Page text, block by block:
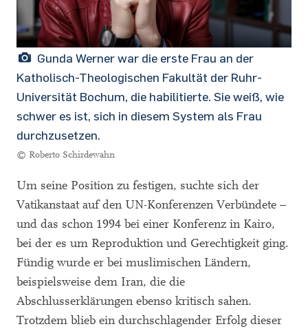
Gunda Werner war die erste Frau an der
Katholisch-Theologischen Fakultät der Ruhr-
Universität Bochum, die habilitierte. Sie weiß, wie
schwer es ist, sich in diesem System als Frau
durchzusetzen.
© Roberto Schirdewahn
Um seine Position zu festigen, suchte sich der
Vatikanstaat auf den UN-Konferenzen Verbündete –
und das schon 1994 bei einer Konferenz in Kairo,
bei der es um Reproduktion und Gerechtigkeit ging.
Fündig wurde er bei muslimischen Ländern,
beispielsweise dem Iran, die die
Abschlusserklärungen ebenso kritisch sahen.
Trotzdem blieb ein durchschlagender Erfolg dieser